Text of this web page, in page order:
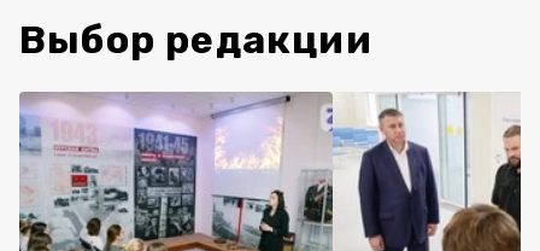
Выбор редакции